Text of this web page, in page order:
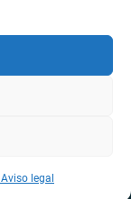
Aviso legal